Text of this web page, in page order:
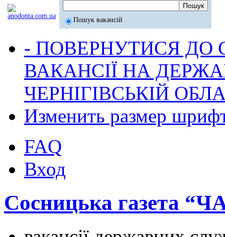
Пошук вакансій
- ПОВЕРНУТИСЯ ДО
ВАКАНСІЇ НА
ЧЕРНІГІВСЬКІЙ
Изменить размер
FAQ
Вход
Сосницька газета